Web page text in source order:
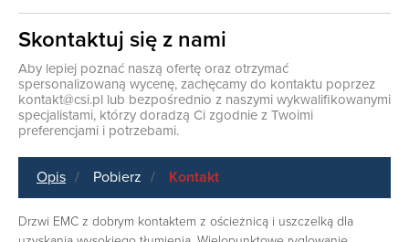
Skontaktuj się z nami
Aby lepiej poznać naszą ofertę oraz otrzymać
spersonalizowaną wycenę, zachęcamy do kontaktu poprzez
kontakt@csi.pl lub bezpośrednio z naszymi wykwalifikowanymi
specjalistami, którzy doradzą Ci zgodnie z Twoimi
preferencjami i potrzebami.
Opis Pobierz Kontakt
Drzwi EMC z dobrym kontaktem z ościeżnicą i uszczelką dla